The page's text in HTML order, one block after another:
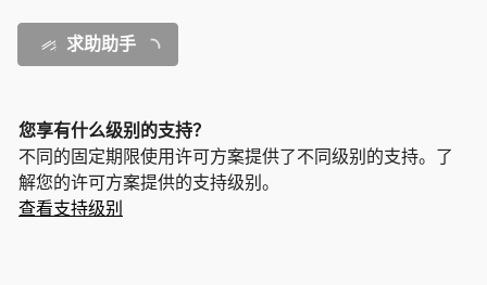
求助助手
您享有什么级别的支持？
不同的固定期限使用许可方案提供了不同级别的支持。了
解您的许可方案提供的支持级别。
查看支持级别